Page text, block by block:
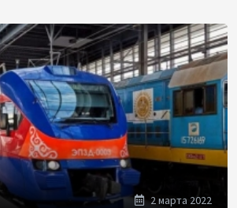
2 марта 2022